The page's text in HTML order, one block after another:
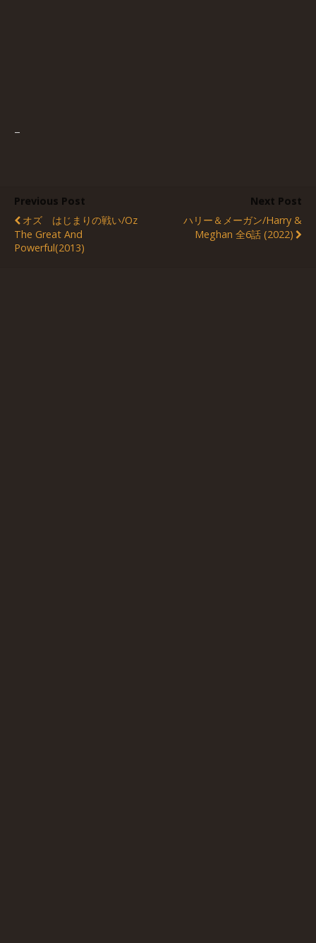
–
Previous Post
オズ はじまりの戦い/Oz
The Great And
Powerful(2013)
Next Post
ハリー＆メーガン/Harry &
Meghan 全6話 (2022)